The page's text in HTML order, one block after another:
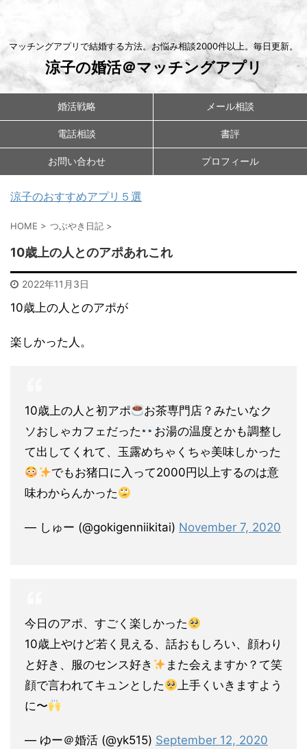
マッチングアプリで結婚する方法。お悩み相談2000件以上。毎日更新。
涼子の婚活＠マッチングアプリ
婚活戦略 メール相談
電話相談 書評
お問い合わせ プロフィール
涼子のおすすめアプリ５選
HOME > つぶやき日記 >
10歳上の人とのアポあれこれ
2022年11月3日
10歳上の人とのアポが
楽しかった人。
10歳上の人と初アポ
お茶専門店？みたいなク
ソおしゃカフェだった
お湯の温度とかも調整し
て出してくれて、玉露めちゃくちゃ美味しかった
でもお猪口に入って2000円以上するのは意
味わからんかった
— しゅー (@gokigenniikitai) November 7, 2020
今日のアポ、すごく楽しかった
10歳上やけど若く見える、話おもしろい、顔わり
と好き、服のセンス好き
また会えますか？て笑
顔で言われてキュンとした
上手くいきますよう
に〜
— ゆー＠婚活 (@yk515) September 12, 2020